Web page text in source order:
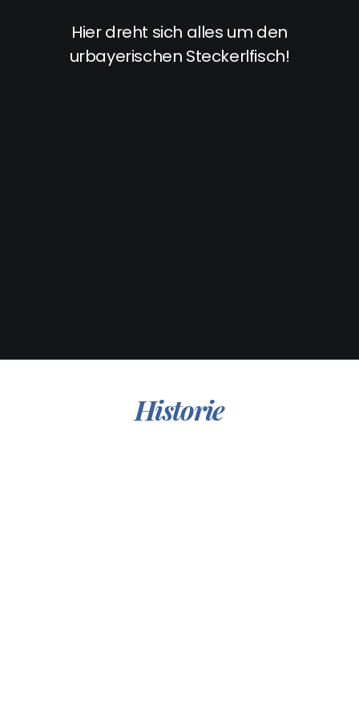
Hier dreht sich alles um den
urbayerischen Steckerlfisch!
Historie